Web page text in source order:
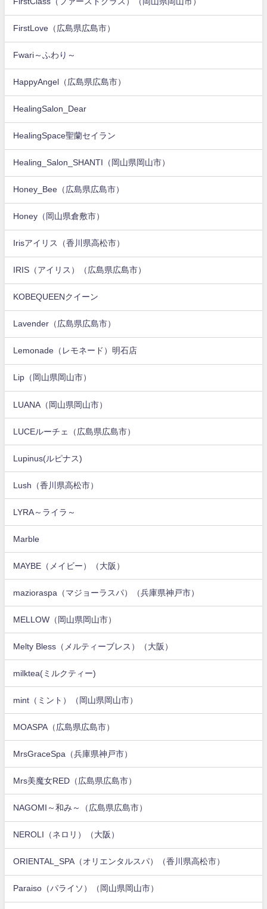
FirstLove（広島県広島市）
Fwari～ふわり～
HappyAngel（広島県広島市）
HealingSalon_Dear
HealingSpace聖蘭セイラン
Healing_Salon_SHANTI（岡山県岡山市）
Honey_Bee（広島県広島市）
Honey（岡山県倉敷市）
Irisアイリス（香川県高松市）
IRIS（アイリス）（広島県広島市）
KOBEQUEENクイーン
Lavender（広島県広島市）
Lemonade（レモネード）明石店
Lip（岡山県岡山市）
LUANA（岡山県岡山市）
LUCEルーチェ（広島県広島市）
Lupinus(ルピナス)
Lush（香川県高松市）
LYRA～ライラ～
Marble
MAYBE（メイビー）（大阪）
mazioraspa（マジョーラスパ）（兵庫県神戸市）
MELLOW（岡山県岡山市）
Melty Bless（メルティーブレス）（大阪）
milktea(ミルクティー)
mint（ミント）（岡山県岡山市）
MOASPA（広島県広島市）
MrsGraceSpa（兵庫県神戸市）
Mrs美魔女RED（広島県広島市）
NAGOMI～和み～（広島県広島市）
NEROLI（ネロリ）（大阪）
ORIENTAL_SPA（オリエンタルスパ）（香川県高松市）
Paraiso（パライソ）（岡山県岡山市）